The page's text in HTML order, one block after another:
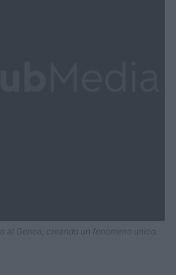
al Genoa, creando un fenomeno unico.